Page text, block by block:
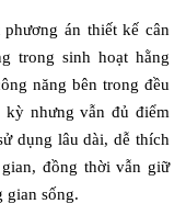
án thiết kế cân
trong sinh hoạt hằng
năng bên trong đều
nhưng vẫn đủ điểm
dụng lâu dài, dễ thích
đồng thời vẫn giữ
gian sống.